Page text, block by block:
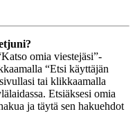
omia viestejäsi”-
“Etsi käyttäjän
tai klikkaamalla
Etsiäksesi omia
ja täytä sen hakuehdot